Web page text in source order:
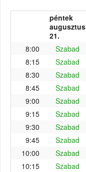
péntek
augusztus
21.
8:00
Szabad
8:15
Szabad
8:30
Szabad
8:45
Szabad
9:00
Szabad
9:15
Szabad
9:30
Szabad
9:45
Szabad
10:00
Szabad
10:15
Szabad